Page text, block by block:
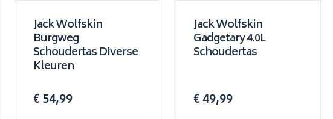
Jack Wolfskin
Burgweg
Schoudertas Diverse
Kleuren
€ 54,99
Jack Wolfskin
Gadgetary 4.0L
Schoudertas
€ 49,99